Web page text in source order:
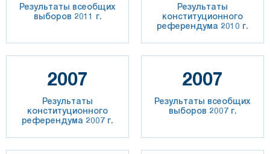
Результаты всеобщих
выборов 2011 г.
Результаты
конституционного
референдума 2010 г.
2007
Результаты
конституционного
референдума 2007 г.
2007
Результаты всеобщих
выборов 2007 г.